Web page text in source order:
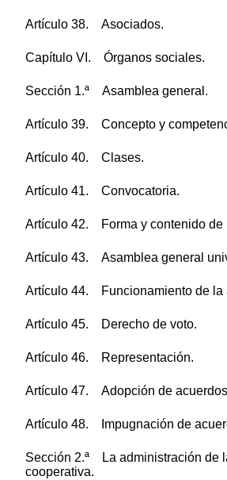
Artículo 38. Asociados.
Capítulo VI. Órganos sociales.
Sección 1.ª Asamblea general.
Artículo 39. Concepto y
Artículo 40. Clases.
Artículo 41. Convocatoria.
Artículo 42. Forma y contenido de
Artículo 43. Asamblea general
Artículo 44. Funcionamiento de la
Artículo 45. Derecho de voto.
Artículo 46. Representación.
Artículo 47. Adopción de
Artículo 48. Impugnación de
Sección 2.ª La administración de
cooperativa.